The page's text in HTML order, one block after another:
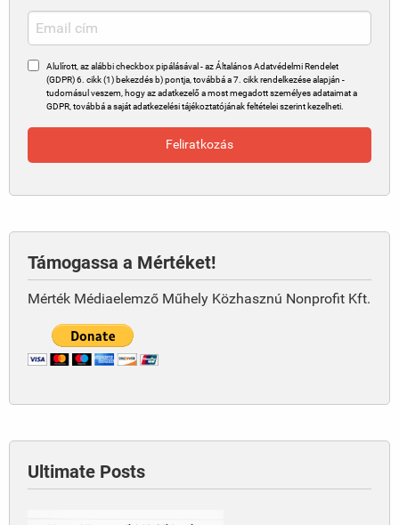
Alulírott, az alábbi checkbox pipálásával - az Általános Adatvédelmi Rendelet
(GDPR) 6. cikk (1) bekezdés b) pontja, továbbá a 7. cikk rendelkezése alapján -
tudomásul veszem, hogy az adatkezelő a most megadott személyes adataimat a
GDPR, továbbá a saját adatkezelési tájékoztatójának feltételei szerint kezelheti.
Támogassa a Mértéket!
Mérték Médiaelemző Műhely Közhasznú Nonprofit Kft.
Ultimate Posts